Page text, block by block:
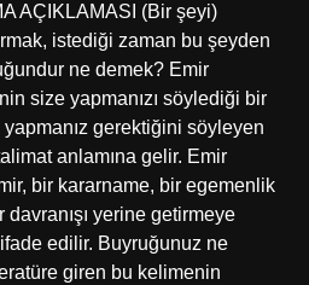
AÇIKLAMASI (Bir şeyi)
istediği zaman bu şeyden
ne demek? Emir
size yapmanızı söylediği bir
yapmanız gerektiğini söyleyen
anlamına gelir. Emir
bir kararname, bir egemenlik
yerine getirmeye
edilir. Buyruğunuz ne
giren bu kelimenin